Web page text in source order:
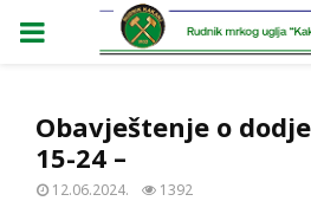
PRIMARY
Obavještenje o
15-24 –
12.06.2024. 1392